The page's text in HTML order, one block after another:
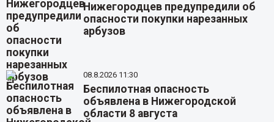
Нижегородцев предупредили об
опасности покупки нарезанных
арбузов
08.8.2026 11:30
Беспилотная опасность
объявлена в Нижегородской
области 8 августа